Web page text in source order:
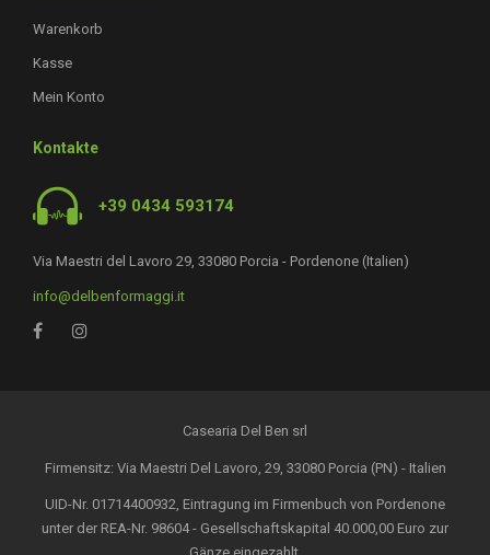
Warenkorb
Kasse
Mein Konto
Kontakte
+39 0434 593174
Via Maestri del Lavoro 29, 33080 Porcia - Pordenone (Italien)
info@delbenformaggi.it
Casearia Del Ben srl
Firmensitz: Via Maestri Del Lavoro, 29, 33080 Porcia (PN) - Italien
UID-Nr. 01714400932, Eintragung im Firmenbuch von Pordenone
unter der REA-Nr. 98604 - Gesellschaftskapital 40.000,00 Euro zur